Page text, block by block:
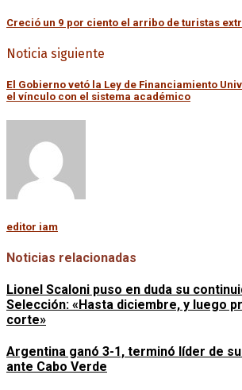
Creció un 9 por ciento el arribo de turistas
Noticia siguiente
El Gobierno vetó la Ley de Financiamiento
el vínculo con el sistema académico
editor iam
Noticias relacionadas
Lionel Scaloni puso en duda su
Selección: «Hasta diciembre, y luego
corte»
Argentina ganó 3-1, terminó líder de
ante Cabo Verde